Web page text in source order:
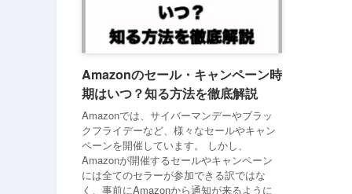
Amazonのセール・キャンペーン時
期はいつ？知る方法を徹底解説
Amazonでは、サイバーマンデーやブラッ
クフライデーなど、様々なセールやキャン
ペーンを開催しています。 しかし、
Amazonが開催するセールやキャンペーン
には全てのセラーが参加できる訳ではな
く、事前にAmazonから通知が来るように